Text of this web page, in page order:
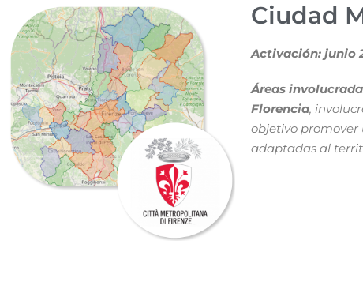
Ciudad
Activación: junio
Áreas
Florencia,
objetivo promover
adaptadas al